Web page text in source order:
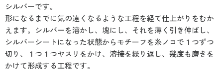
シルバーです。
形になるまでに気の遠くなるような工程を経て仕上がりをむか
えます。シルバーを溶かし、塊にし、それを薄く引き伸ばし、
シルバーシートになった状態からモチーフを糸ノコで１つずつ
切り、１つ１つヤスリをかけ、溶接を繰り返し、幾度も磨きを
かけて形成する工程です。